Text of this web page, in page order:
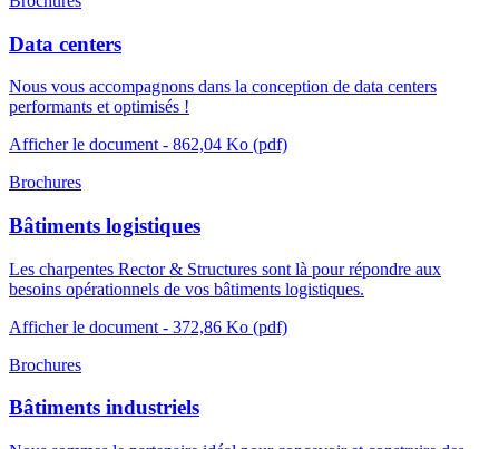
Data centers
Nous vous accompagnons dans la conception de data centers
performants et optimisés !
Afficher le document - 862,04 Ko (pdf)
Brochures
Bâtiments logistiques
Les charpentes Rector & Structures sont là pour répondre aux
besoins opérationnels de vos bâtiments logistiques.
Afficher le document - 372,86 Ko (pdf)
Brochures
Bâtiments industriels